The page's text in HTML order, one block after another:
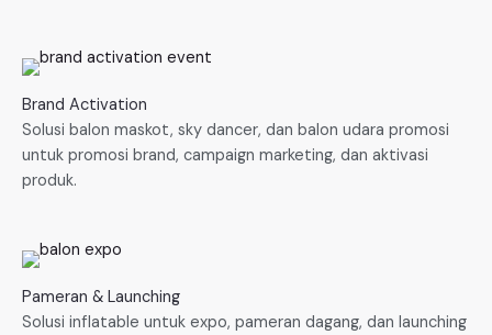
Brand Activation
Solusi balon maskot, sky dancer, dan balon udara promosi
untuk promosi brand, campaign marketing, dan aktivasi
produk.
Pameran & Launching
Solusi inflatable untuk expo, pameran dagang, dan launching